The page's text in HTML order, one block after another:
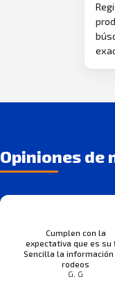
Opiniones de
Cumplen con la
expectativa que es su
Sencilla la información
rodeos
G. G